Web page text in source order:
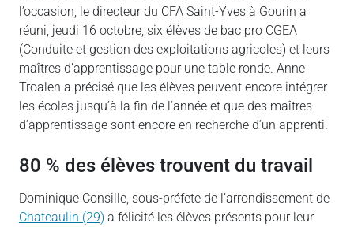
l’occasion, le directeur du CFA Saint-Yves à Gourin a
réuni, jeudi 16 octobre, six élèves de bac pro CGEA
(Conduite et gestion des exploitations agricoles) et leurs
maîtres d’apprentissage pour une table ronde. Anne
Troalen a précisé que les élèves peuvent encore intégrer
les écoles jusqu’à la fin de l’année et que des maîtres
d’apprentissage sont encore en recherche d’un apprenti.
80 % des élèves trouvent du travail
Dominique Consille, sous-préfete de l’arrondissement de
Chateaulin (29) a félicité les élèves présents pour leur